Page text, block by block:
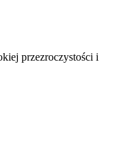
przezroczystości i